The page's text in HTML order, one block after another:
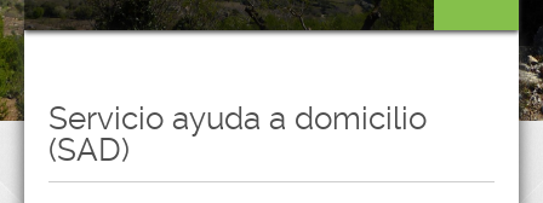
Servicio ayuda a domicilio
(SAD)